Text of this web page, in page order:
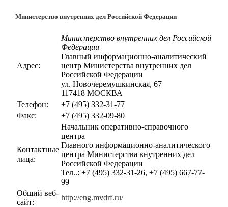
Министерство внутренних дел Российской Федерации
Адрес:
Министерство внутренних дел Российской
Федерации
Главный информационно-аналитический
центр Министерства внутренних дел
Российской Федерации
ул. Новочеремушкинская, 67
117418 МОСКВА
Телефон:
+7 (495) 332-31-77
Факс:
+7 (495) 332-09-80
Контактные
лица:
Начальник оперативно-справочного
центра
Главного информационно-аналитического
центра Министерства внутренних дел
Российской Федерации
Тел..: +7 (495) 332-31-26, +7 (495) 667-77-
99
Общий веб-
сайт:
http://eng.mvdrf.ru/